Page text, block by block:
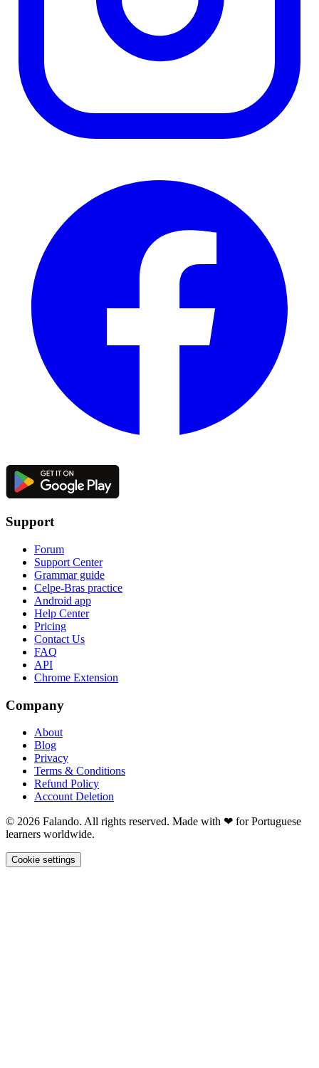
Support
Forum
Support Center
Grammar guide
Celpe-Bras practice
Android app
Help Center
Pricing
Contact Us
FAQ
API
Chrome Extension
Company
About
Blog
Privacy
Terms & Conditions
Refund Policy
Account Deletion
© 2026 Falando. All rights reserved. Made with ❤ for Portuguese
learners worldwide.
Cookie settings